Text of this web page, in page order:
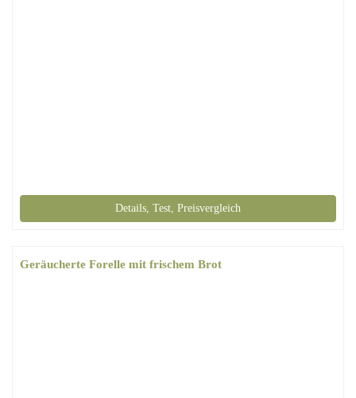
Details, Test, Preisvergleich
Geräucherte Forelle mit frischem Brot